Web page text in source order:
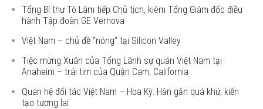
Tổng Bí thư Tô Lâm tiếp Chủ tịch, kiêm Tổng Giám đốc điều
hành Tập đoàn GE Vernova
Việt Nam – chủ đề “nóng” tại Silicon Valley
Tiệc mừng Xuân của Tổng Lãnh sự quán Việt Nam tại
Anaheim – trái tim của Quận Cam, California
Quan hệ đối tác Việt Nam – Hoa Kỳ: Hàn gắn quá khứ, kiến
tạo tương lai